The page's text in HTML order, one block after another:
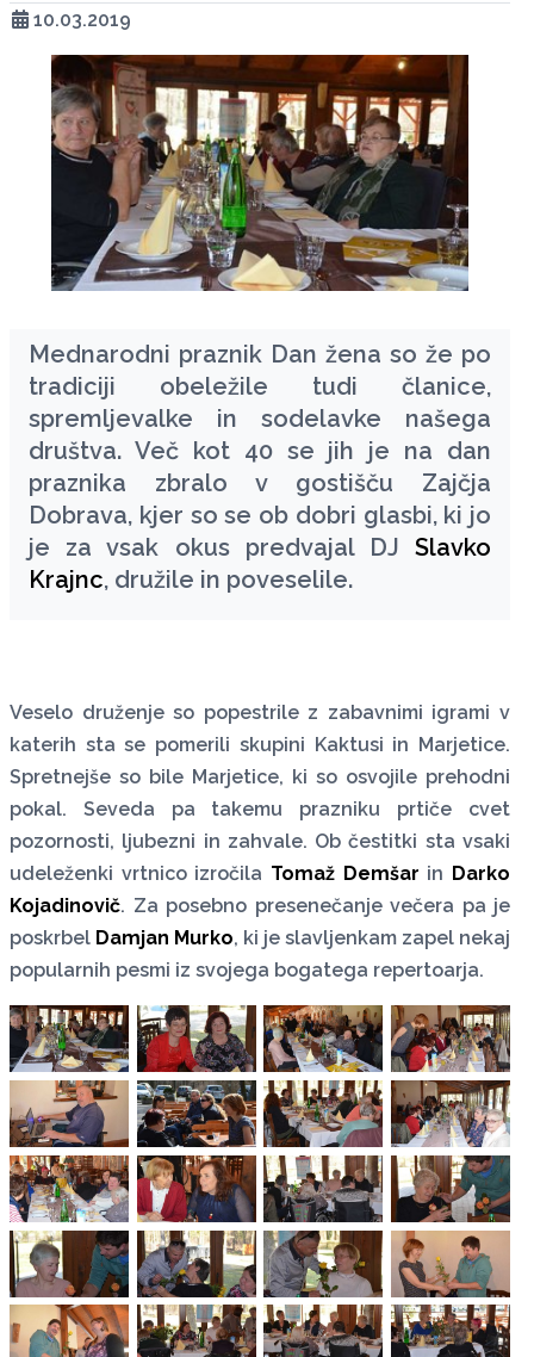
10.03.2019
Mednarodni praznik Dan žena so že po
tradiciji obeležile tudi članice,
spremljevalke in sodelavke našega
društva. Več kot 40 se jih je na dan
praznika zbralo v gostišču Zajčja
Dobrava, kjer so se ob dobri glasbi, ki jo
je za vsak okus predvajal DJ Slavko
Krajnc, družile in poveselile.
Veselo druženje so popestrile z zabavnimi igrami v
katerih sta se pomerili skupini Kaktusi in Marjetice.
Spretnejše so bile Marjetice, ki so osvojile prehodni
pokal. Seveda pa takemu prazniku prtiče cvet
pozornosti, ljubezni in zahvale. Ob čestitki sta vsaki
udeleženki vrtnico izročila Tomaž Demšar in Darko
Kojadinovič. Za posebno presenečanje večera pa je
poskrbel Damjan Murko, ki je slavljenkam zapel nekaj
popularnih pesmi iz svojega bogatega repertoarja.